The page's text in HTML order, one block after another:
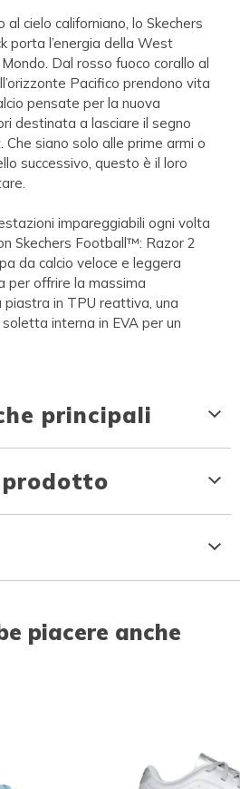
al cielo californiano, lo Skechers
porta l’energia della West
Dal rosso fuoco corallo al
Pacifico prendono vita
pensate per la nuova
destinata a lasciare il segno
siano solo alle prime armi o
successivo, questo è il loro
impareggiabili ogni volta
Skechers Football™: Razor 2
da calcio veloce e leggera
per offrire la massima
piastra in TPU reattiva, una
interna in EVA per un
principali
piacere anche